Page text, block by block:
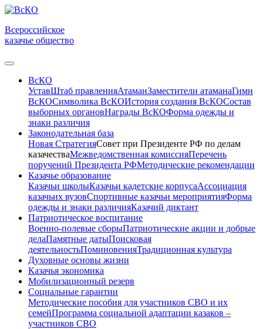
Всероссийское
казачье общество
ВсКО
УставШтаб правленияАтаманЗаместители атаманаГимн
ВсКОСимволика ВсКОИстория создания ВсКОСостав
выборных органовНаграды ВсКОФорма одежды и
знаки различия
Законодательная база
Новая СтратегияСовет при Президенте РФ по делам
казачестваМежведомственная комиссияПеречень
поручений Президента РФМетодические рекомендации
Казачье образование
Казачьи школыКазачьи кадетские корпусаАссоциация
казачьих вузовСпортивные казачьи мероприятияФорма
одежды и знаки различияКазачий диктант
Патриотическое воспитание
Военно-полевые сборыПатриотические акции и добрые
делаПамятные датыПоисковая
деятельностьПоминовенияТрадиционная культура
Духовные основы жизни
Казачья экономика
Мобилизационный резерв
Социальные гарантии
Методические пособия для участников СВО и их
семейПрограмма социальной адаптации казаков –
участников СВО